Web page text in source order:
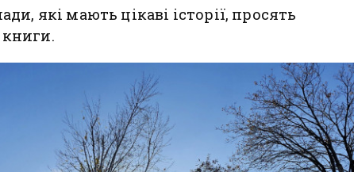
які мають цікаві історії, просять